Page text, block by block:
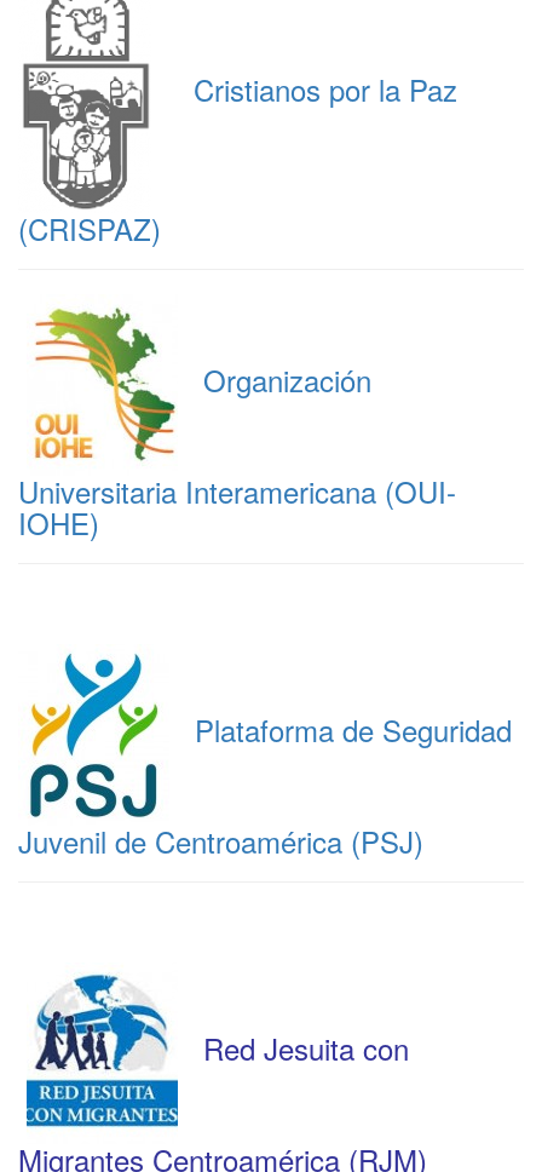
Cristianos por la Paz
(CRISPAZ)
Organización
Universitaria Interamericana (OUI-
IOHE)
Plataforma de Seguridad
Juvenil de Centroamérica (PSJ)
Red Jesuita con
Migrantes Centroamérica (RJM)